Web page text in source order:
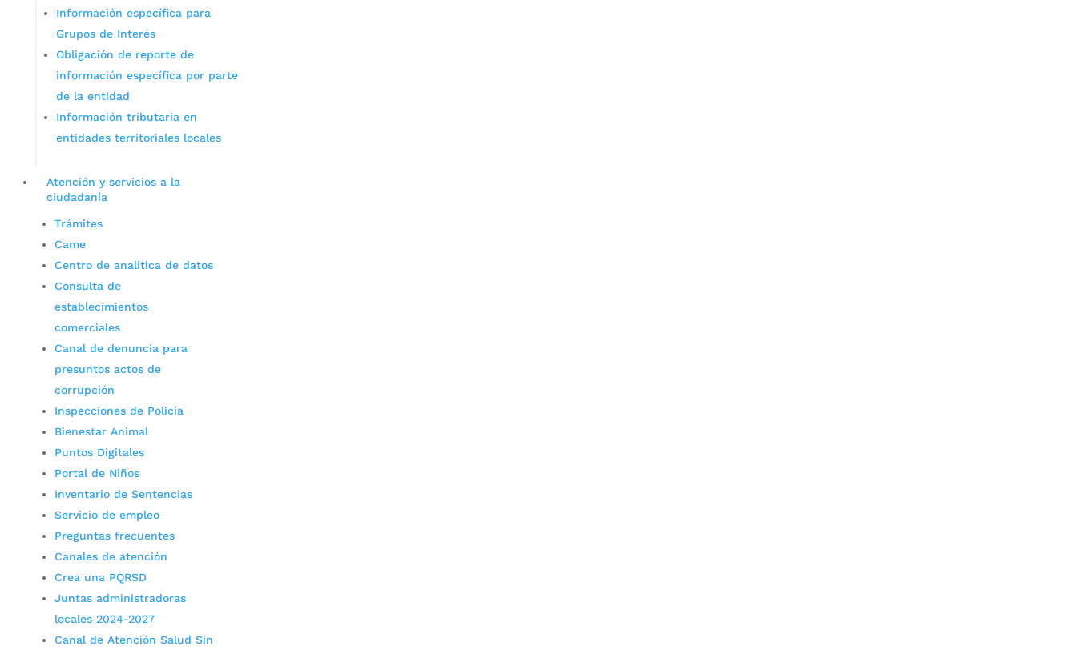
Información específica para
Grupos de Interés
Obligación de reporte de
información específica por parte
de la entidad
Información tributaria en
entidades territoriales locales
Atención y servicios a la
ciudadanía
Trámites
Came
Centro de analítica de datos
Consulta de
establecimientos
comerciales
Canal de denuncia para
presuntos actos de
corrupción
Inspecciones de Policía
Bienestar Animal
Puntos Digitales
Portal de Niños
Inventario de Sentencias
Servicio de empleo
Preguntas frecuentes
Canales de atención
Crea una PQRSD
Juntas administradoras
locales 2024-2027
Canal de Atención Salud Sin